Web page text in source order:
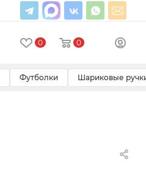
0 0
Футболки Шариковые